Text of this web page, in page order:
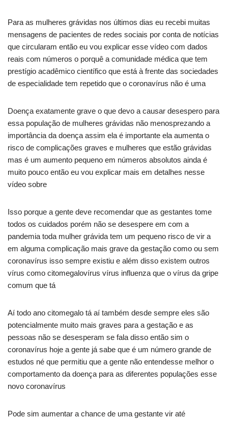
Para as mulheres grávidas nos últimos dias eu recebi muitas
mensagens de pacientes de redes sociais por conta de notícias
que circularam então eu vou explicar esse vídeo com dados
reais com números o porquê a comunidade médica que tem
prestígio acadêmico científico que está à frente das sociedades
de especialidade tem repetido que o coronavírus não é uma
Doença exatamente grave o que devo a causar desespero para
essa população de mulheres grávidas não menosprezando a
importância da doença assim ela é importante ela aumenta o
risco de complicações graves e mulheres que estão grávidas
mas é um aumento pequeno em números absolutos ainda é
muito pouco então eu vou explicar mais em detalhes nesse
vídeo sobre
Isso porque a gente deve recomendar que as gestantes tome
todos os cuidados porém não se desespere em com a
pandemia toda mulher grávida tem um pequeno risco de vir a
em alguma complicação mais grave da gestação como ou sem
coronavírus isso sempre existiu e além disso existem outros
vírus como citomegalovírus vírus influenza que o vírus da gripe
comum que tá
Aí todo ano citomegalo tá aí também desde sempre eles são
potencialmente muito mais graves para a gestação e as
pessoas não se desesperam se fala disso então sim o
coronavírus hoje a gente já sabe que é um número grande de
estudos né que permitiu que a gente não entendesse melhor o
comportamento da doença para as diferentes populações esse
novo coronavírus
Pode sim aumentar a chance de uma gestante vir até